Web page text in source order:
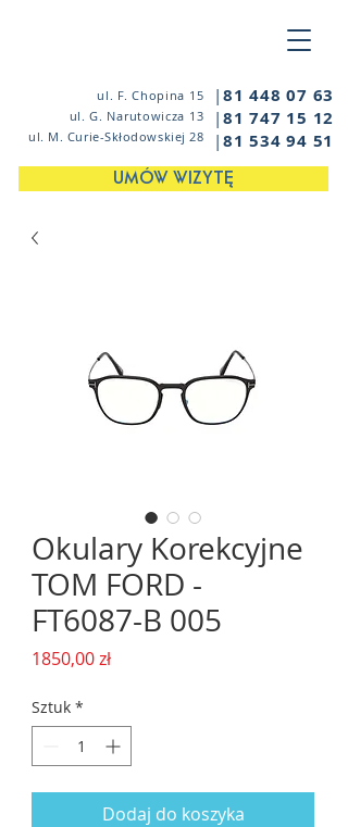
UMÓW WIZYTĘ
ul. F. Chopina 15
ul. G. Narutowicza 13
ul. M. Curie-Skłodowskiej 28
| 81 448 07 63
| 81 747 15 12
| 81 534 94 51
Okulary Korekcyjne
TOM FORD -
FT6087-B 005
1850,00 złCena
Sztuk *
Dodaj do koszyka